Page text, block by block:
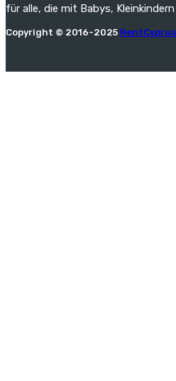
für alle, die mit Babys,
Copyright © 2016-2025